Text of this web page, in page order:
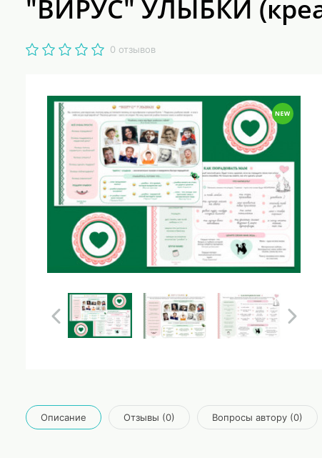
"ВИРУС" УЛЫБКИ
0 отзывов
Описание Отзывы (0) Вопросы автору (0)